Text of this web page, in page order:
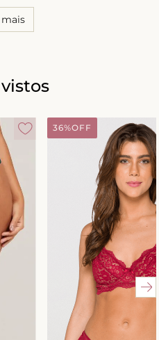
quanto para os sutiãs.
36%OFF